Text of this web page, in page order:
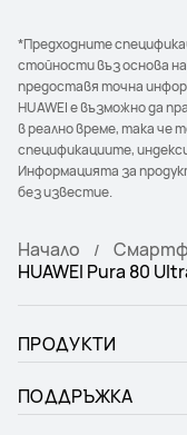
*Предходните
стойности въз основа
предоставя точна
HUAWEI е възможно да
в реално време, така че
спецификациите,
Информацията за
без известие.
Начало
HUAWEI Pura 80
ПРОДУКТИ
ПОДДРЪЖКА